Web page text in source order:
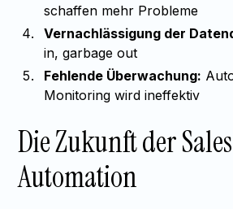
schaffen mehr Probleme
Vernachlässigung der
in, garbage out
Fehlende Überwachung:
Monitoring wird ineffektiv
Die Zukunft der Sales
Automation